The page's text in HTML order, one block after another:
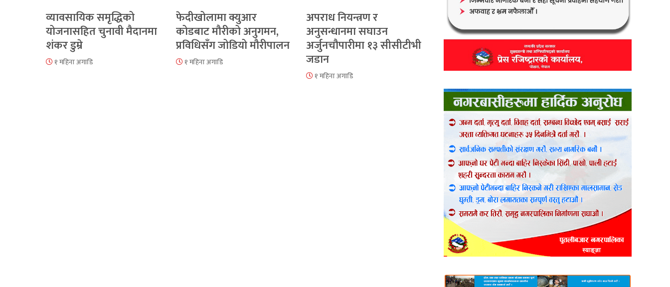
व्यावसायिक समृद्धिको
योजनासहित चुनावी मैदानमा
शंकर डुम्रे
१ महिना अगाडि
फेदीखोलामा क्युआर
कोडबाट मौरीको अनुगमन,
प्रविधिसँग जोडियो मौरीपालन
१ महिना अगाडि
अपराध नियन्त्रण र
अनुसन्धानमा सघाउन
अर्जुनचौपारीमा १३ सीसीटीभी
जडान
१ महिना अगाडि